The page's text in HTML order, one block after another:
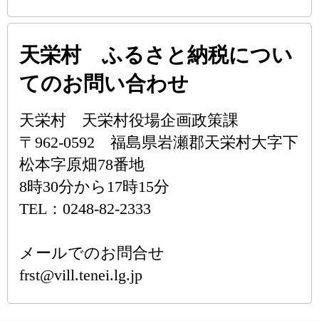
天栄村 ふるさと納税につい
てのお問い合わせ
天栄村 天栄村役場企画政策課
〒962-0592 福島県岩瀬郡天栄村大字下
松本字原畑78番地
8時30分から17時15分
TEL：0248-82-2333
メールでのお問合せ
frst@vill.tenei.lg.jp